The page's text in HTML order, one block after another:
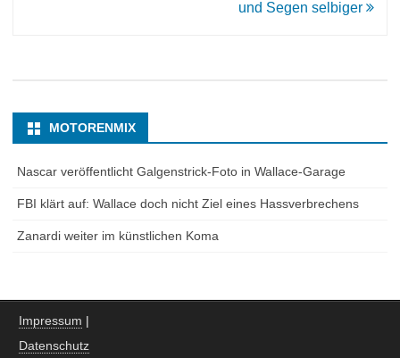
und Segen selbiger
MOTORENMIX
Nascar veröffentlicht Galgenstrick-Foto in Wallace-Garage
FBI klärt auf: Wallace doch nicht Ziel eines Hassverbrechens
Zanardi weiter im künstlichen Koma
Impressum |
Datenschutz